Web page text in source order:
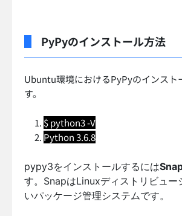
PyPyのインストール方法
Ubuntu環境におけるPyPyのインスト
す。
$ python3 -V
Python 3.6.8
pypy3をインストールするには
す。SnapはLinuxディストリビュー
いパッケージ管理システムです。